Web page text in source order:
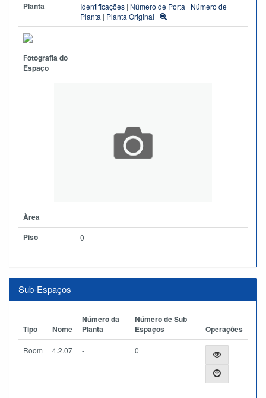
Planta
Identificações | Número de Porta | Número de
Planta | Planta Original |
Fotografia do
Espaço
Àrea
Piso
0
Sub-Espaços
Tipo Nome
Número da
Planta
Número de Sub
Espaços
Operações
Room 4.2.07 - 0